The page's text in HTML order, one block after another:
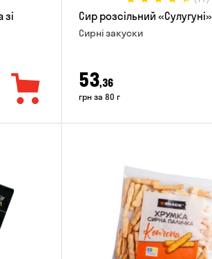
зі
Сир розсільний «Сулугуні»
Сирні закуски
53,36
грн за 80 г